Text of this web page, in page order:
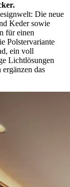
Die neue
Keder sowie
für einen
Polstervariante
ein voll
Lichtlösungen
das